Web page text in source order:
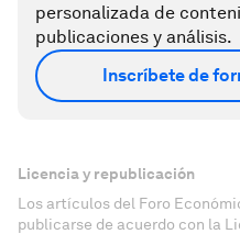
personalizada de
publicaciones y análisis.
Inscríbete de
Licencia y republicación
Los artículos del Foro
publicarse de acuerdo con la